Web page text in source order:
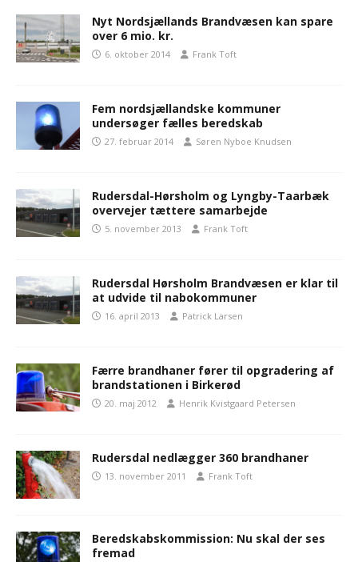
Nyt Nordsjællands Brandvæsen kan spare
over 6 mio. kr.
6. oktober 2014 Frank Toft
Fem nordsjællandske kommuner
undersøger fælles beredskab
27. februar 2014 Søren Nyboe Knudsen
Rudersdal-Hørsholm og Lyngby-Taarbæk
overvejer tættere samarbejde
5. november 2013 Frank Toft
Rudersdal Hørsholm Brandvæsen er klar til
at udvide til nabokommuner
16. april 2013 Patrick Larsen
Færre brandhaner fører til opgradering af
brandstationen i Birkerød
20. maj 2012 Henrik Kvistgaard Petersen
Rudersdal nedlægger 360 brandhaner
13. november 2011 Frank Toft
Beredskabskommission: Nu skal der ses
fremad